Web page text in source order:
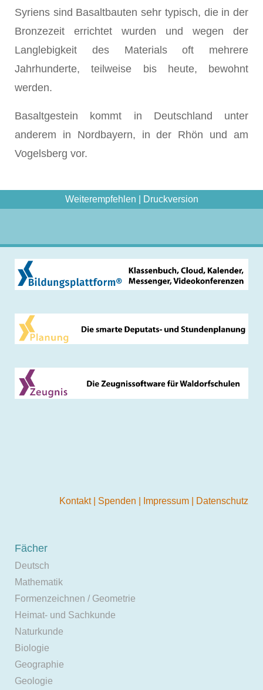
Syriens sind Basaltbauten sehr typisch, die in der
Bronzezeit errichtet wurden und wegen der
Langlebigkeit des Materials oft mehrere
Jahrhunderte, teilweise bis heute, bewohnt
werden.
Basaltgestein kommt in Deutschland unter
anderem in Nordbayern, in der Rhön und am
Vogelsberg vor.
Weiterempfehlen Druckversion
Kontakt Spenden Impressum Datenschutz
Fächer
Deutsch
Mathematik
Formenzeichnen / Geometrie
Heimat- und Sachkunde
Naturkunde
Biologie
Geographie
Geologie